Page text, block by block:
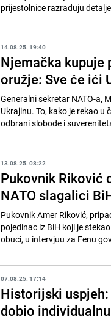
prijestolnice razrađuju
14.08.25. 19:40
Njemačka
oružje: Sve će ići
Generalni sekretar NATO-a,
Ukrajinu. To, kako je rekao
odbrani slobode i
13.08.25. 08:22
Pukovnik Riković
NATO slagalici
Pukovnik Amer Riković,
pojedinac iz BiH koji je
obuci, u intervjuu za Fenu
07.08.25. 17:14
Historijski
dobio